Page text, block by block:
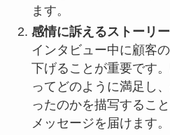
ます。
感情に訴えるストーリ
インタビュー中に顧客
下げることが重要です
ってどのように満足し
ったのかを描写するこ
メッセージを届けます。